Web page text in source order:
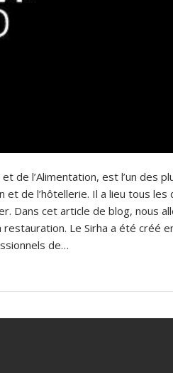
de l’Alimentation, est l’un des
de l’hôtellerie. Il a lieu tous les
Dans cet article de blog, nous
restauration. Le Sirha a été créé
de…